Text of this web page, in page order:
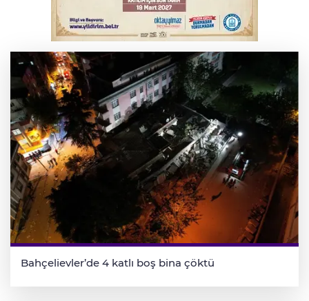
Bursa'da kontrolden çıkan araç orta
refüje çıktı
Bahçelievler’de 4 katlı boş bina çöktü